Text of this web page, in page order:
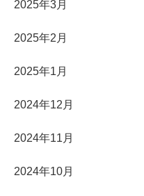
2025年3月
2025年2月
2025年1月
2024年12月
2024年11月
2024年10月